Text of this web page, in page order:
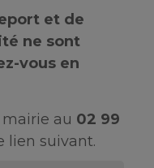
et de
ne sont
vous en
mairie au 02 99
lien suivant.